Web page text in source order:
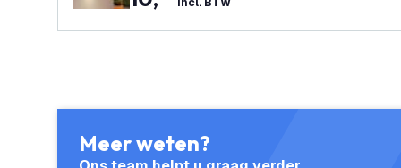
Meer weten?